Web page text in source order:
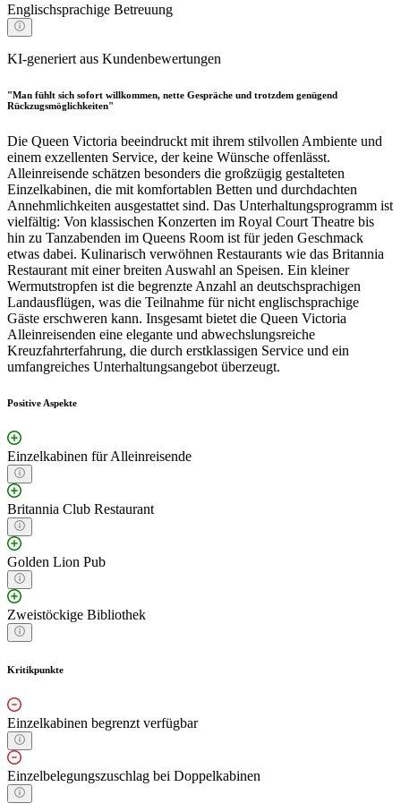
Englischsprachige Betreuung
KI-generiert aus Kundenbewertungen
"Man fühlt sich sofort willkommen, nette Gespräche und trotzdem genügend
Rückzugsmöglichkeiten"
Die Queen Victoria beeindruckt mit ihrem stilvollen Ambiente und
einem exzellenten Service, der keine Wünsche offenlässt.
Alleinreisende schätzen besonders die großzügig gestalteten
Einzelkabinen, die mit komfortablen Betten und durchdachten
Annehmlichkeiten ausgestattet sind. Das Unterhaltungsprogramm ist
vielfältig: Von klassischen Konzerten im Royal Court Theatre bis
hin zu Tanzabenden im Queens Room ist für jeden Geschmack
etwas dabei. Kulinarisch verwöhnen Restaurants wie das Britannia
Restaurant mit einer breiten Auswahl an Speisen. Ein kleiner
Wermutstropfen ist die begrenzte Anzahl an deutschsprachigen
Landausflügen, was die Teilnahme für nicht englischsprachige
Gäste erschweren kann. Insgesamt bietet die Queen Victoria
Alleinreisenden eine elegante und abwechslungsreiche
Kreuzfahrterfahrung, die durch erstklassigen Service und ein
umfangreiches Unterhaltungsangebot überzeugt.
Positive Aspekte
Einzelkabinen für Alleinreisende
Britannia Club Restaurant
Golden Lion Pub
Zweistöckige Bibliothek
Kritikpunkte
Einzelkabinen begrenzt verfügbar
Einzelbelegungszuschlag bei Doppelkabinen